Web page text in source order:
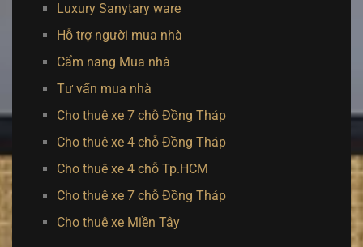
Luxury Sanytary ware
Hỗ trợ người mua nhà
Cẩm nang Mua nhà
Tư vấn mua nhà
Cho thuê xe 7 chỗ Đồng Tháp
Cho thuê xe 4 chỗ Đồng Tháp
Cho thuê xe 4 chỗ Tp.HCM
Cho thuê xe 7 chỗ Đồng Tháp
Cho thuê xe Miền Tây